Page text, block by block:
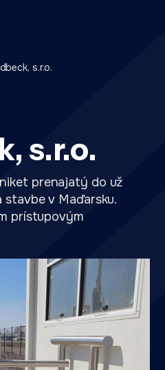
s.r.o.
s.r.o.
prenajatý do už
v Maďarsku.
prístupovým